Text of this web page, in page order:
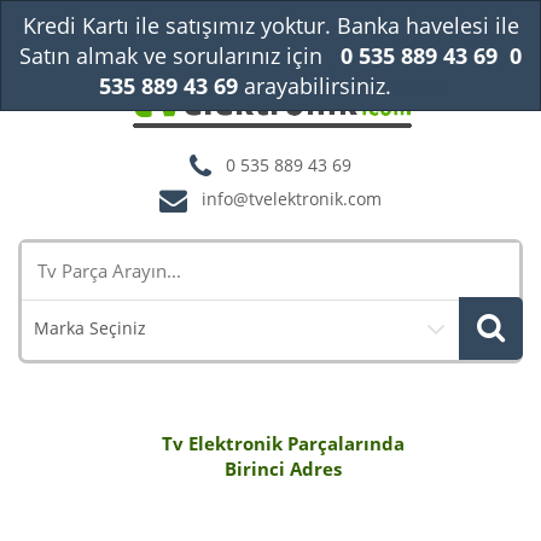
0 535 889 43 69
info@tvelektronik.com
Marka Seçiniz
Tv Elektronik Parçalarında
Birinci Adres
Kredi Kartı ile satışımız yoktur. Banka havelesi ile
Satın almak ve sorularınız için
0 535 889 43 69 0
535 889 43 69arayabilirsiniz.